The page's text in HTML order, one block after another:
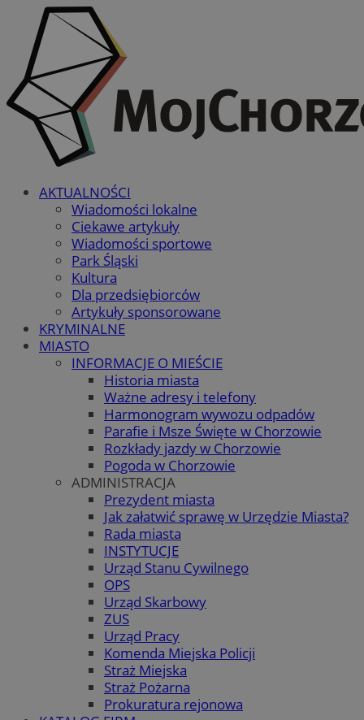
AKTUALNOŚCI
Wiadomości lokalne
Ciekawe artykuły
Wiadomości sportowe
Park Śląski
Kultura
Dla przedsiębiorców
Artykuły sponsorowane
KRYMINALNE
MIASTO
INFORMACJE O MIEŚCIE
Historia miasta
Ważne adresy i telefony
Harmonogram wywozu odpadów
Parafie i Msze Święte w Chorzowie
Rozkłady jazdy w Chorzowie
Pogoda w Chorzowie
ADMINISTRACJA
Prezydent miasta
Jak załatwić sprawę w Urzędzie Miasta?
Rada miasta
INSTYTUCJE
Urząd Stanu Cywilnego
OPS
Urząd Skarbowy
ZUS
Urząd Pracy
Komenda Miejska Policji
Straż Miejska
Straż Pożarna
Prokuratura rejonowa